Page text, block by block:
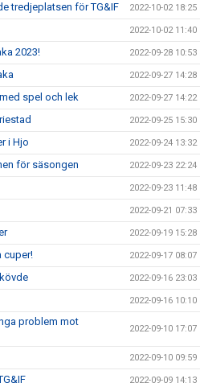
tredjeplatsen för TG&IF 2022-10-02 18:25
2022-10-02 11:40
2023! 2022-09-28 10:53
2022-09-27 14:28
spel och lek 2022-09-27 14:22
2022-09-25 15:30
i Hjo 2022-09-24 13:32
för säsongen 2022-09-23 22:24
2022-09-23 11:48
2022-09-21 07:33
2022-09-19 15:28
cuper! 2022-09-17 08:07
2022-09-16 23:03
2022-09-16 10:10
problem mot
2022-09-10 17:07
2022-09-10 09:59
2022-09-09 14:13